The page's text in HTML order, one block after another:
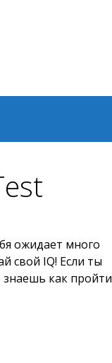
ожидает много
свой IQ! Если ты
знаешь как пройти